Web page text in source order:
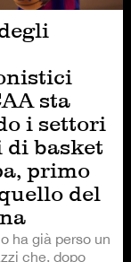
sta
i settori
basket
primo
del
ha già perso un
che, dopo